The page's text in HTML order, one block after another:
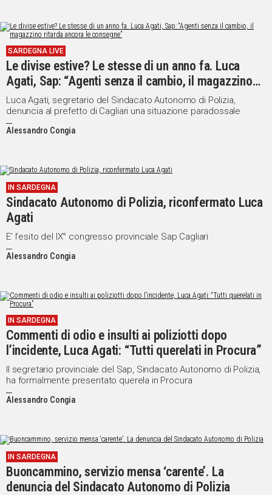
SARDEGNA LIVE
Le divise estive? Le stesse di un anno fa. Luca
Agati, Sap: “Agenti senza il cambio, il magazzino
ritarda ancora le consegne”
Luca Agati, segretario del Sindacato Autonomo di Polizia,
denuncia al prefetto di Cagliari una situazione paradossale
Alessandro Congia
IN SARDEGNA
Sindacato Autonomo di Polizia, riconfermato Luca
Agati
E’ l’esito del IX° congresso provinciale Sap Cagliari
Alessandro Congia
IN SARDEGNA
Commenti di odio e insulti ai poliziotti dopo
l’incidente, Luca Agati: “Tutti querelati in Procura”
Il segretario provinciale del Sap, Sindacato Autonomo di Polizia,
ha formalmente presentato querela in Procura
Alessandro Congia
IN SARDEGNA
Buoncammino, servizio mensa ‘carente’. La
denuncia del Sindacato Autonomo di Polizia